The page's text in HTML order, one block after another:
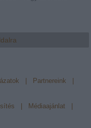
Partnereink
Médiaajánlat